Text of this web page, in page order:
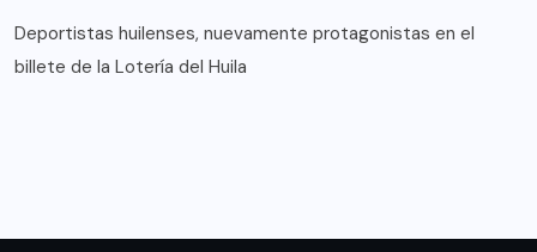
Deportistas huilenses, nuevamente protagonistas en el
billete de la Lotería del Huila